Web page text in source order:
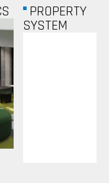
PROPERTY
SYSTEM